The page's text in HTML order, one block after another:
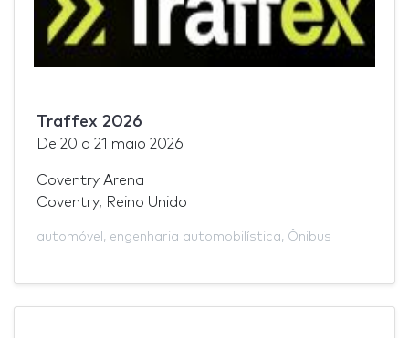
Traffex 2026
De 20 a 21 maio 2026
Coventry Arena
Coventry, Reino Unido
automóvel , engenharia automobilística, Ônibus